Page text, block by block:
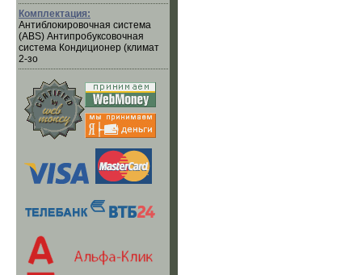
Комплектация:
Антиблокировочная система
(ABS) Антипробуксовочная
система Кондиционер (климат
2-зо